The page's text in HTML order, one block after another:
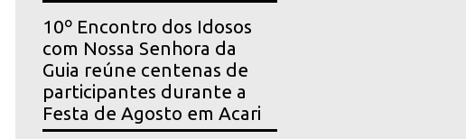
10º Encontro dos Idosos
com Nossa Senhora da
Guia reúne centenas de
participantes durante a
Festa de Agosto em Acari